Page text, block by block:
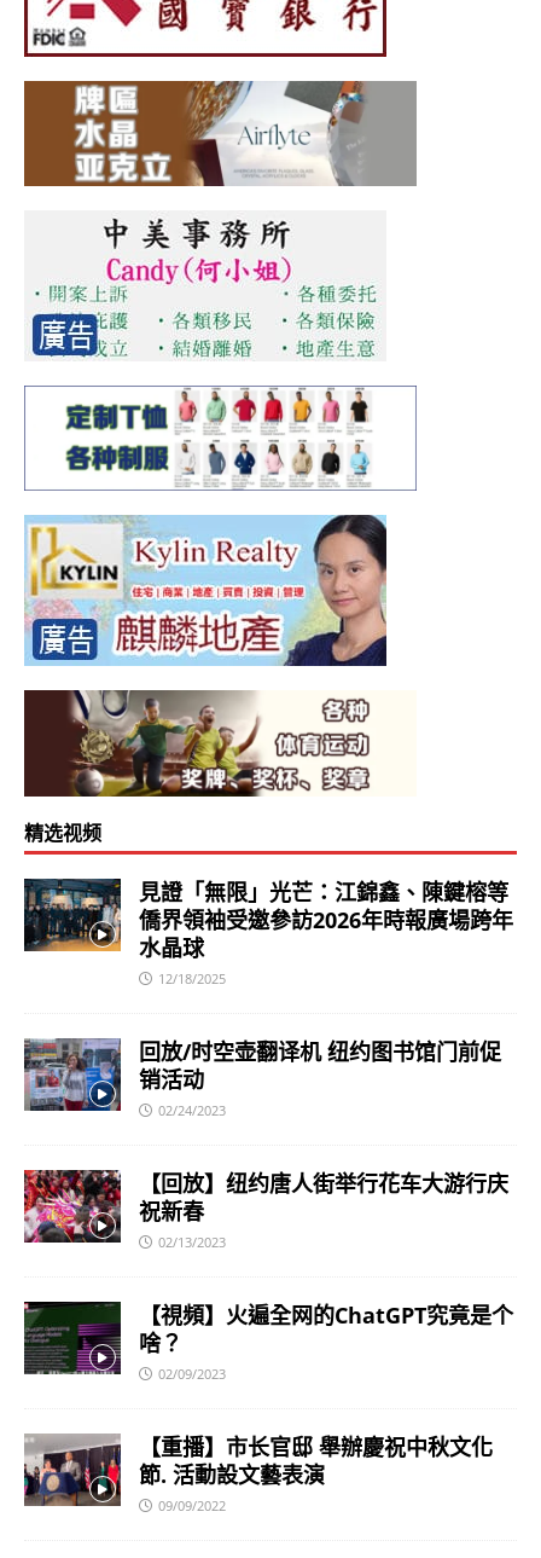
精选视频
見證「無限」光芒：江錦鑫、陳鍵榕等
僑界領袖受邀參訪2026年時報廣場跨年
水晶球
12/18/2025
回放/时空壶翻译机 纽约图书馆门前促
销活动
02/24/2023
【回放】纽约唐人街举行花车大游行庆
祝新春
02/13/2023
【視頻】火遍全网的ChatGPT究竟是个
啥？
02/09/2023
【重播】市长官邸 舉辦慶祝中秋文化
節. 活動設文藝表演
09/09/2022